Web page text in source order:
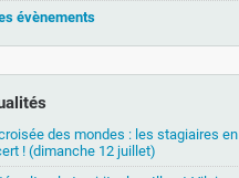
évènements
des mondes : les stagiaires en
! (dimanche 12 juillet)